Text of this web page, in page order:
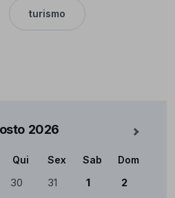
turismo
2026 Mês
Qui Sex Sab Dom
30 31 1 2